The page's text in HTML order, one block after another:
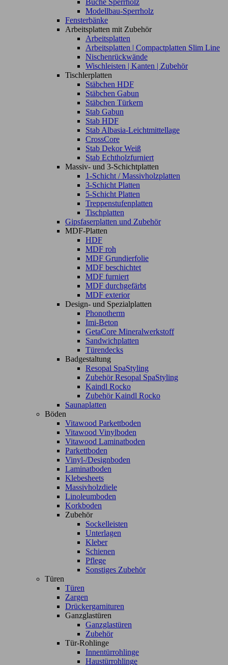
Buche Sperrholz
Modellbau-Sperrholz
Fensterbänke
Arbeitsplatten mit Zubehör
Arbeitsplatten
Arbeitsplatten | Compactplatten Slim Line
Nischenrückwände
Wischleisten | Kanten | Zubehör
Tischlerplatten
Stäbchen HDF
Stäbchen Gabun
Stäbchen Türkern
Stab Gabun
Stab HDF
Stab Albasia-Leichtmittellage
CrossCore
Stab Dekor Weiß
Stab Echtholzfurniert
Massiv- und 3-Schichtplatten
1-Schicht / Massivholzplatten
3-Schicht Platten
5-Schicht Platten
Treppenstufenplatten
Tischplatten
Gipsfaserplatten und Zubehör
MDF-Platten
HDF
MDF roh
MDF Grundierfolie
MDF beschichtet
MDF furniert
MDF durchgefärbt
MDF exterior
Design- und Spezialplatten
Phonotherm
Imi-Beton
GetaCore Mineralwerkstoff
Sandwichplatten
Türendecks
Badgestaltung
Resopal SpaStyling
Zubehör Resopal SpaStyling
Kaindl Rocko
Zubehör Kaindl Rocko
Saunaplatten
Böden
Vitawood Parkettboden
Vitawood Vinylboden
Vitawood Laminatboden
Parkettboden
Vinyl-/Designboden
Laminatboden
Klebesheets
Massivholzdiele
Linoleumboden
Korkboden
Zubehör
Sockelleisten
Unterlagen
Kleber
Schienen
Pflege
Sonstiges Zubehör
Türen
Türen
Zargen
Drückergarnituren
Ganzglastüren
Ganzglastüren
Zubehör
Tür-Rohlinge
Innentürrohlinge
Haustürrohlinge